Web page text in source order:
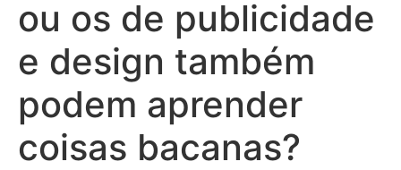
ou os de publicidade
e design também
podem aprender
coisas bacanas?